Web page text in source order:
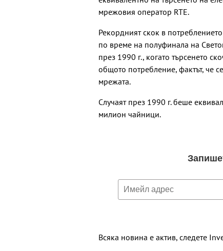
мрежовия оператор RTE.
Рекордният скок в
по време на полуфинала на
през 1990 г., когато търсенето
общото потребление, фактът, че
мрежата.
Случаят през 1990 г. беше
милион чайници.
Всяка новина е актив, следете